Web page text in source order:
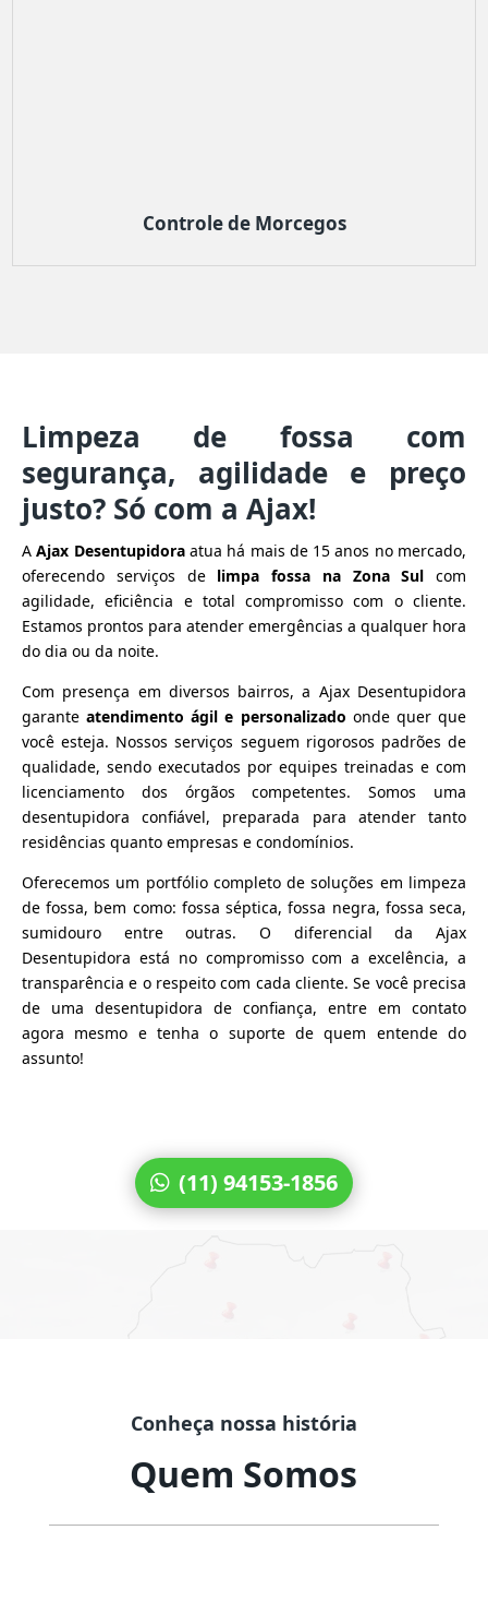
Controle de Morcegos
Limpeza de fossa com
segurança, agilidade e preço
justo? Só com a Ajax!
AAjax Desentupidoraatua há mais de 15 anos no mercado,
oferecendo serviços de limpa fossa na Zona Sul com
agilidade, eficiência e total compromisso com o cliente.
Estamos prontos para atender emergências a qualquer hora
do dia ou da noite.
Com presença em diversos bairros, a Ajax Desentupidora
garanteatendimento ágil e personalizado onde quer que
você esteja. Nossos serviços seguem rigorosos padrões de
qualidade, sendo executados por equipes treinadas e com
licenciamento dos órgãos competentes. Somos uma
desentupidora confiável, preparada para atender tanto
residências quanto empresas e condomínios.
Oferecemos um portfólio completo de soluções em limpeza
de fossa, bem como: fossa séptica, fossa negra, fossa seca,
sumidouro entre outras. O diferencial da Ajax
Desentupidora está no compromisso com a excelência, a
transparência e o respeito com cada cliente. Se você precisa
de uma desentupidora de confiança, entre em contato
agora mesmo e tenha o suporte de quem entende do
assunto!
(11) 94153-1856
Quem Somos
Conheça nossa história